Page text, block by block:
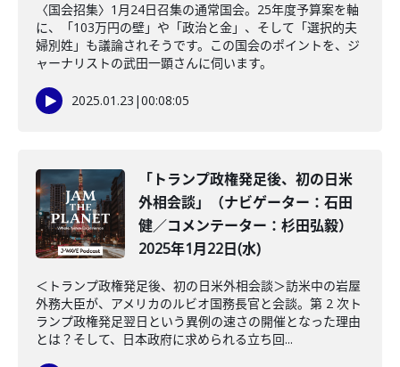
〈国会招集〉1月24日召集の通常国会。25年度予算案を軸
に、「103万円の壁」や「政治と金」、そして「選択的夫
婦別姓」も議論されそうです。この国会のポイントを、ジ
ャーナリストの武田一顕さんに伺います。
2025.01.23 |00:08:05
「トランプ政権発足後、初の日米
外相会談」（ナビゲーター：石田
健／コメンテーター：杉田弘毅）
2025年1月22日(水)
＜トランプ政権発足後、初の日米外相会談＞訪米中の岩屋
外務大臣が、アメリカのルビオ国務長官と会談。第 2 次ト
ランプ政権発足翌日という異例の速さの開催となった理由
とは？そして、日本政府に求められる立ち回...